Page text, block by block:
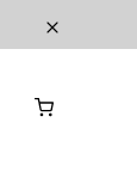
Doplňky